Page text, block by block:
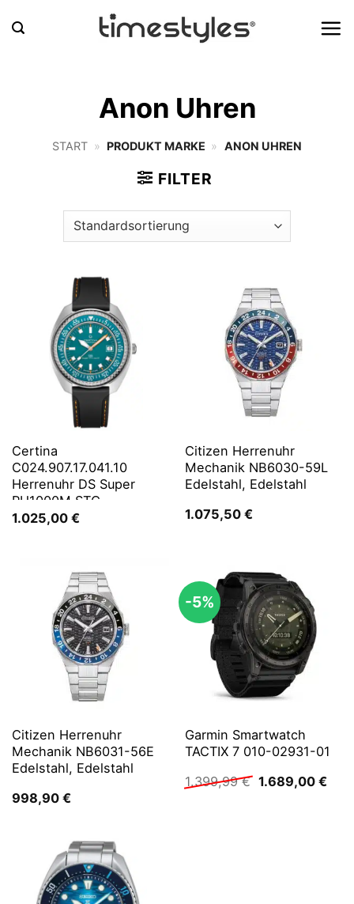
Inhalt
Anon Uhren
START » PRODUKT MARKE » ANON UHREN
FILTER
Certina
C024.907.17.041.10
Herrenuhr DS Super
PH1000M STC
1.025,00 €
Citizen Herrenuhr
Mechanik NB6030-59L
Edelstahl, Edelstahl
1.075,50 €
Citizen Herrenuhr
Mechanik NB6031-56E
Edelstahl, Edelstahl
998,90 €
-5%
Garmin Smartwatch
TACTIX 7 010-02931-01
1.399,99€ Ursprünglicher
1.689,00 €